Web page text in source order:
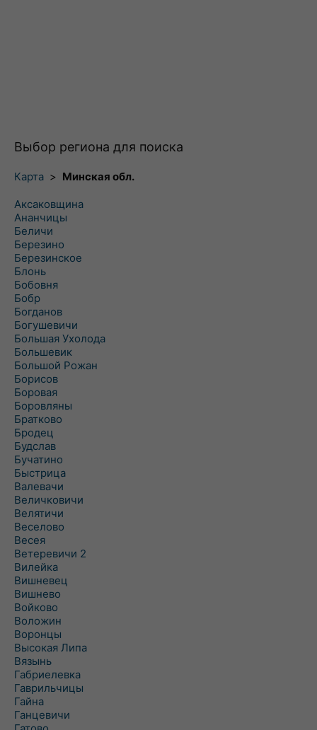
Выбор региона для поиска
Карта > Минская обл.
Аксаковщина
Ананчицы
Беличи
Березино
Березинское
Блонь
Бобовня
Бобр
Богданов
Богушевичи
Большая Ухолода
Большевик
Большой Рожан
Борисов
Боровая
Боровляны
Братково
Бродец
Будслав
Бучатино
Быстрица
Валевачи
Величковичи
Велятичи
Веселово
Весея
Ветеревичи 2
Вилейка
Вишневец
Вишнево
Войково
Воложин
Воронцы
Высокая Липа
Вязынь
Габриелевка
Гаврильчицы
Гайна
Ганцевичи